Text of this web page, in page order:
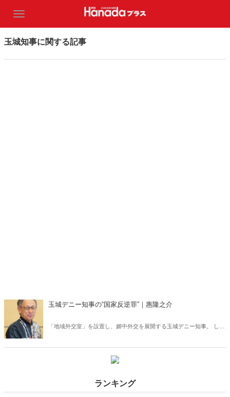
玉城知事に関する記事
玉城デニー知事の“国家反逆罪”｜惠隆之介
「地域外交室」を設置し、媚中外交を展開する玉城デニー知事。 しか
ランキング